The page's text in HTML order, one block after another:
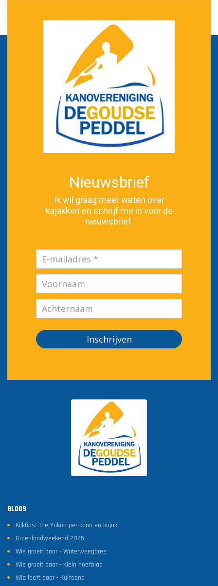
Nieuwsbrief
Ik wil graag meer weten over
kajakken en schrijf me in voor de
nieuwsbrief.
Inschrijven
BLOGS
Kijktips: The Yukon per kano en kajak
Groenlandweekend 2025
Wie groeit daar - Waterweegbree
Wie groeit daar - Klein hoefblad
Wie leeft daar - Kuifeend